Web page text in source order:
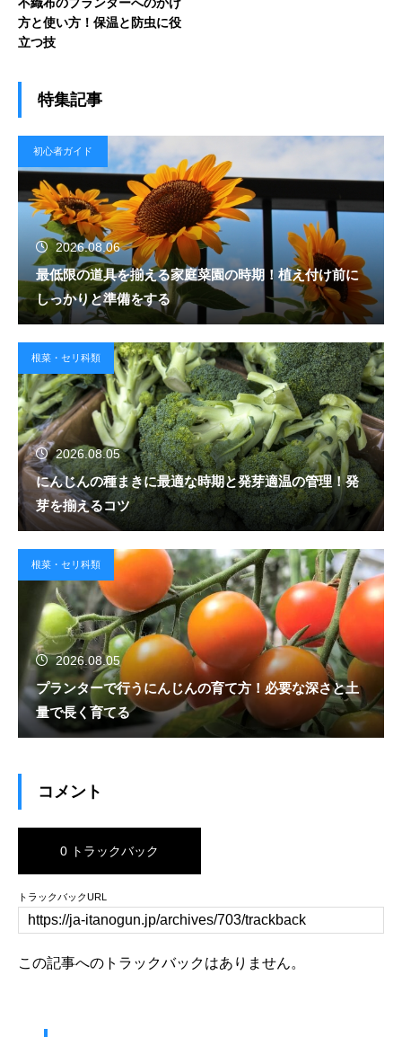
方と使い方！保温と防虫に役
立つ技
特集記事
初心者ガイド
2026.08.06
最低限の道具を揃える家庭菜園の時期！植え付け前に
しっかりと準備をする
根菜・セリ科類
2026.08.05
にんじんの種まきに最適な時期と発芽適温の管理！発
芽を揃えるコツ
根菜・セリ科類
2026.08.05
プランターで行うにんじんの育て方！必要な深さと土
量で長く育てる
コメント
0 トラックバック
トラックバックURL
この記事へのトラックバックはありません。